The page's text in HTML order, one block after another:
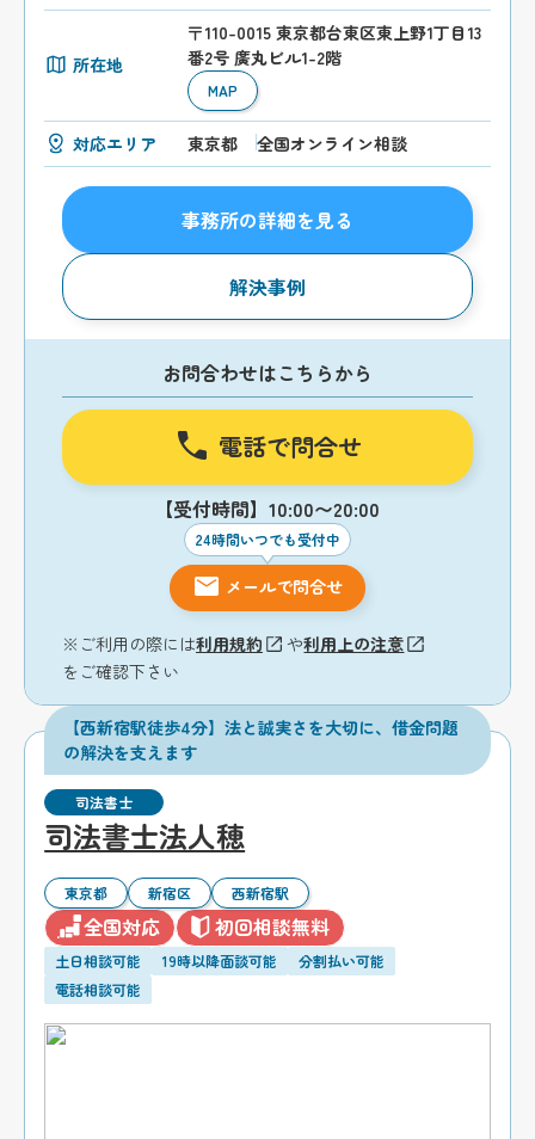
所在地
〒110-0015 東京都台東区東上野1丁目13
番2号 廣丸ビル1-2階
MAP
対応エリア 東京都 全国オンライン相談
事務所の詳細を見る
解決事例
お問合わせはこちらから
電話で問合せ
【受付時間】10:00〜20:00
24時間いつでも受付中
メールで問合せ
※ご利用の際には利用規約 や利用上の注意
をご確認下さい
【西新宿駅徒歩4分】法と誠実さを大切に、借金問題
の解決を支えます
司法書士
司法書士法人穂
東京都 新宿区 西新宿駅
全国対応 初回相談無料
土日相談可能 19時以降面談可能
分割払い可能
電話相談可能